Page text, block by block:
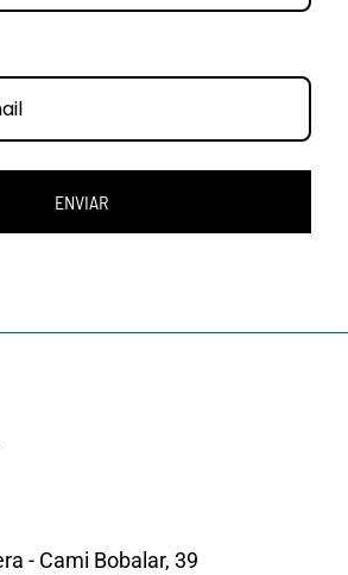
ENVIAR
- Cami Bobalar, 39